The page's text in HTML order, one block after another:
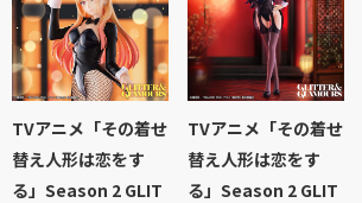
TVアニメ「その着せ
替え人形は恋をす
る」Season 2 GLIT
TVアニメ「その着せ
替え人形は恋をす
る」Season 2 GLIT